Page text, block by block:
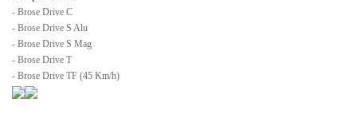
- Brose Drive C
- Brose Drive S Alu
- Brose Drive S Mag
- Brose Drive T
- Brose Drive TF (45 Km/h)